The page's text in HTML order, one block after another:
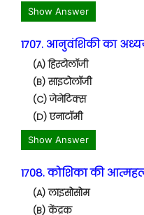
Show Answer
1707. आनुवंशिकी का
(A) हिस्टोलॉजी
(B) साइटोलॉजी
(C) जेनेटिक्स
(D) एनाटॉमी
Show Answer
1708. कोशिका की
(A) लाइसोसोम
(B) केंद्रक